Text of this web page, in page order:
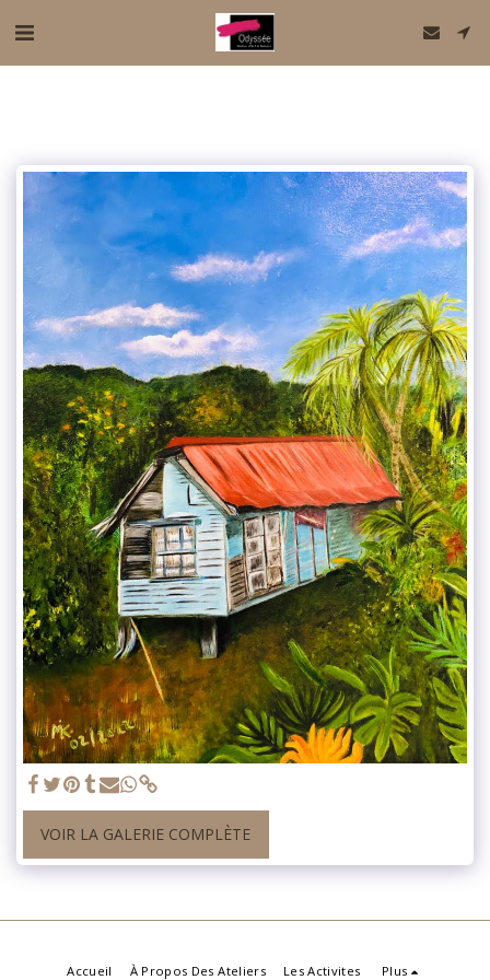
VOIR LA GALERIE COMPLÈTE
Accueil À Propos Des Ateliers Les Activites Plus